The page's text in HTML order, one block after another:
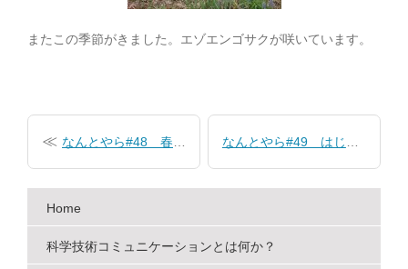
またこの季節がきました。エゾエンゴサクが咲いています。
稿
ナ
なんとやら#48 春のなんとやら
Home
科学技術コミュニケーションとは何か？